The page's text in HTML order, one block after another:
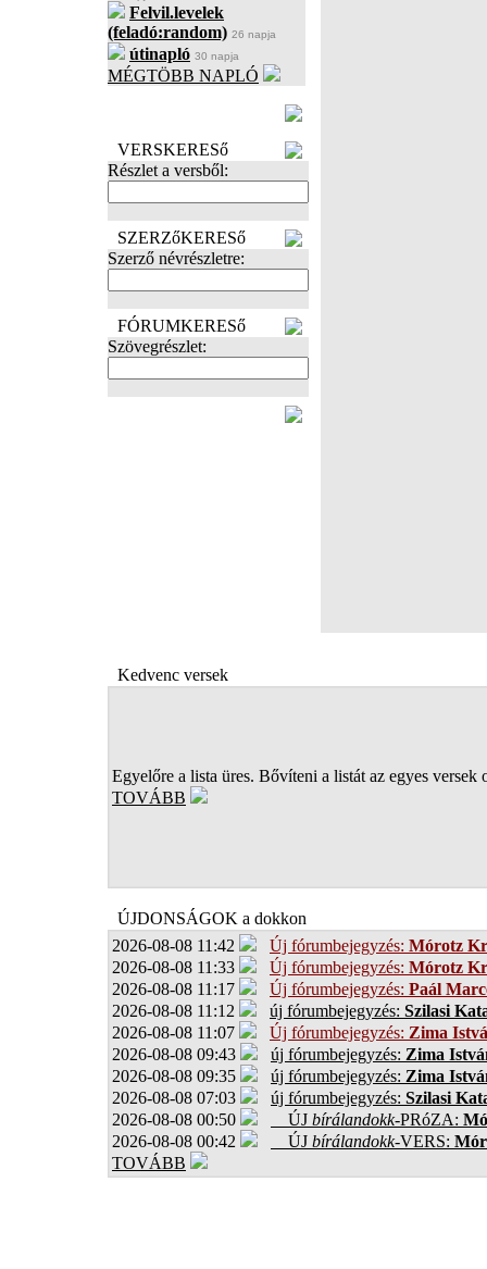
Felvil.levelek
(feladó:random) 26 napja
útinapló 30 napja
MÉGTÖBB NAPLÓ
VERSKERESő
Részlet a versből:
SZERZőKERESő
Szerző névrészletre:
FÓRUMKERESő
Szövegrészlet:
Kedvenc versek
Egyelőre a lista üres. Bővíteni a listát az egyes versek
TOVÁBB
ÚJDONSÁGOK a dokkon
2026-08-08 11:42
Új fórumbejegyzés: Mórotz
2026-08-08 11:33
Új fórumbejegyzés: Mórotz
2026-08-08 11:17
Új fórumbejegyzés: Paál
2026-08-08 11:12
új fórumbejegyzés: Szilasi
2026-08-08 11:07
Új fórumbejegyzés: Zima
2026-08-08 09:43
új fórumbejegyzés: Zima
2026-08-08 09:35
új fórumbejegyzés: Zima
2026-08-08 07:03
új fórumbejegyzés: Szilasi
2026-08-08 00:50
ÚJ bírálandokk-PRóZA:
2026-08-08 00:42
ÚJ bírálandokk-VERS:
TOVÁBB